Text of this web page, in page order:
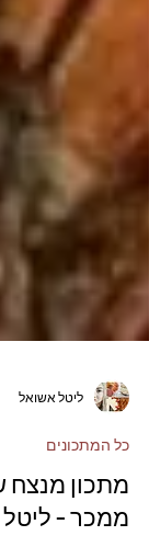
ליטל אשואל
כל המתכונים
מתכון מנצח